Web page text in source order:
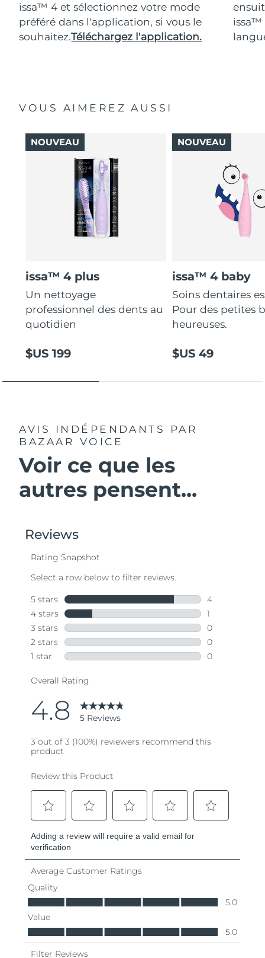
issa™ 4 et sélectionnez votre mode
préféré dans l'application, si vous le
souhaitez.Téléchargez l'application.
issa™
VOUS AIMEREZ AUSSI
issa™ 4 plus
Un nettoyage
professionnel des dents au
quotidien
$US 199
NOUVEAU
issa™ 4 baby
Soins dentaires
Pour des petites
heureuses.
$US 49
NOUVEAU
AVIS INDÉPENDANTS
PAR
BAZAAR VOICE
Voir ce que les
autres pensent...